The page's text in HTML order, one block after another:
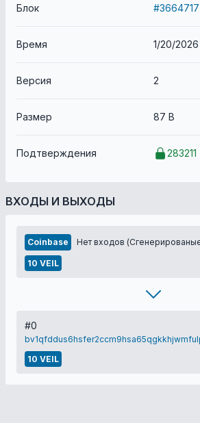
Блок #3664717
Время 1/20/2026
Версия 2
Размер 87 B
Подтверждения 283211
ВХОДЫ И ВЫХОДЫ
Coinbase Нет входов
10 VEIL
#0
10 VEIL